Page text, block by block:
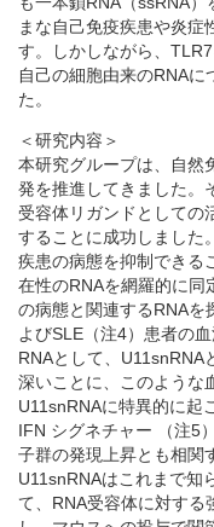
まな自己免疫疾患や炎症
す。しかしながら、
自己の細胞由来のRNAに
た。
＜研究内容＞
本研究グループは、自然
発を推進してきました。
受容体リガンドとしての
することに成功しました
疾患の病態を抑制できる
在性のRNAを網羅的に同
の病態と関連するRNAを
よびSLE（注4）患者の
RNAとして、U11snRNA
深いことに、このような
U11snRNAに特異的に起
IFN シグネチャー （注5
子群の発現上昇とも相関
U11snRNAはこれまで知
て、RNA受容体に対する